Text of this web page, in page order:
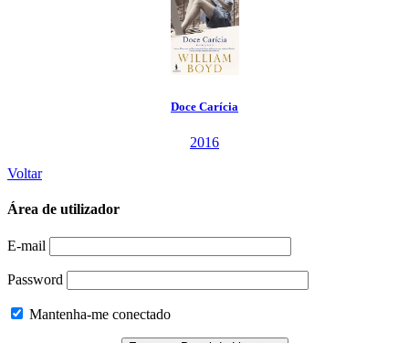
Doce Carícia
2016
Voltar
Área de utilizador
E-mail
Password
Mantenha-me conectado